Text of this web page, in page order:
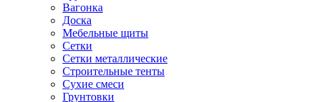
Вагонка
Доска
Мебельные щиты
Сетки
Сетки металлические
Строительные тенты
Сухие смеси
Грунтовки